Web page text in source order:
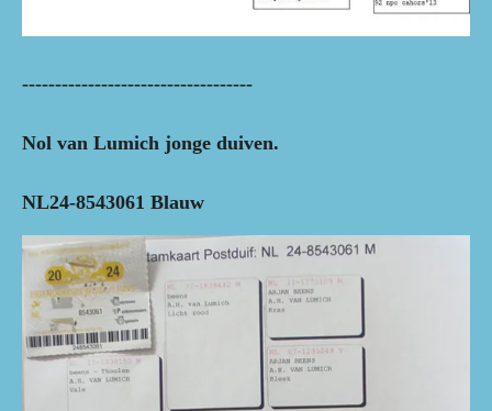
-----------------------------------
Nol van Lumich jonge duiven.
NL24-8543061 Blauw